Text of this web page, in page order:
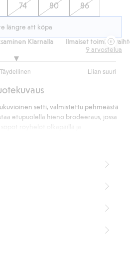
74 80 86
längre att köpa
Klarnalla Ilmaiset
Täydellinen Liian suuri
9 arvostelua
setti, valmistettu pehmeästä
etupuolella hieno brodeeraus, jossa
viehättävillä Newbie-napeilla.
saatavana sekä äidille että sisaruksille